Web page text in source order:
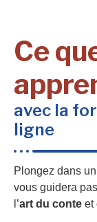
Ce
avec la
ligne
Plongez dans
vous guidera
l’art du conte et